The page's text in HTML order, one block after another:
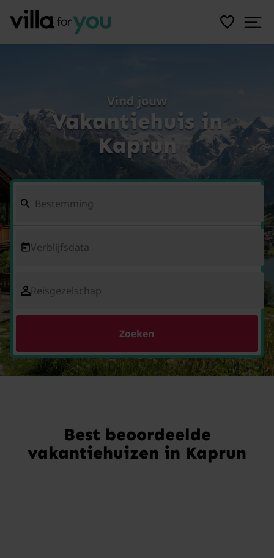
Vind jouw
Vakantiehuis in
Kaprun
Verblijfsdata
Reisgezelschap
Zoeken
Best beoordeelde
vakantiehuizen in Kaprun